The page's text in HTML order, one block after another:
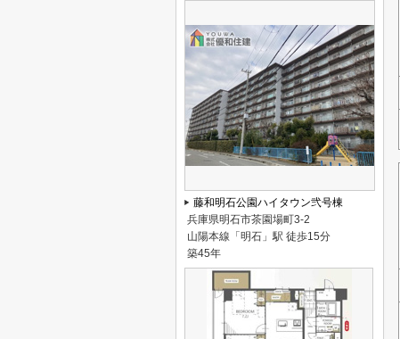
藤和明石公園ハイタウン弐号棟
兵庫県明石市茶園場町3-2
山陽本線「明石」駅 徒歩15分
築45年